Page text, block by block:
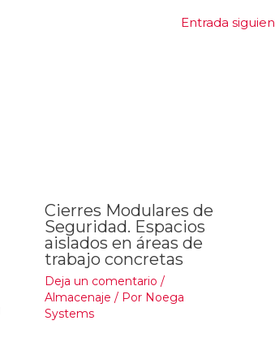
Entrada
Cierres Modulares de
Seguridad. Espacios
aislados en áreas de
trabajo concretas
Deja un comentario /
Almacenaje / Por Noega
Systems